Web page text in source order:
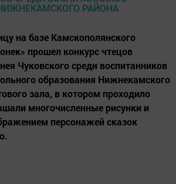
на базе Камскополянского
прошел конкурс чтецов
Чуковского среди воспитанников
образования Нижнекамского
зала, в котором проходило
многочисленные рисунки и
персонажей сказок